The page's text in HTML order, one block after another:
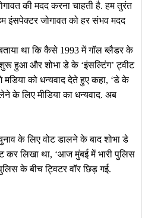
की मदद करना चाहती है. हम तुरंत
इंसपेक्टर जोगावत को हर संभव मदद
था कि कैसे 1993 में गॉल ब्लैडर के
हुआ और शोभा डे के ‘इंसल्टिंग’ ट्वीट
को धन्यवाद देते हुए कहा, ‘डे के
के लिए मीडिया का धन्यवाद. अब
के लिए वोट डालने के बाद शोभा डे
कर लिखा था, ‘आज मुंबई में भारी पुलिस
के बीच ट्विटर वॉर छिड़ गई.